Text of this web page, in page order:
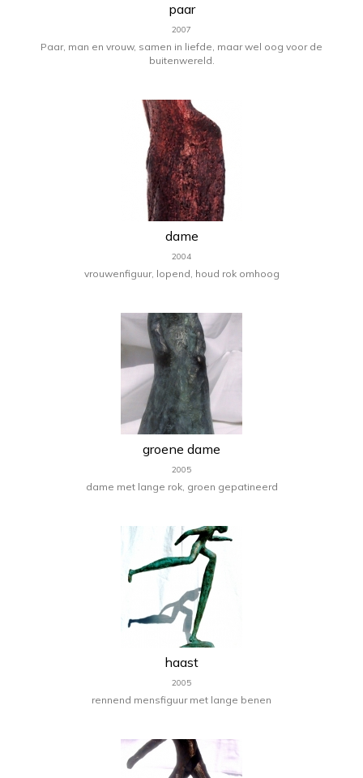
paar
2007
Paar, man en vrouw, samen in liefde, maar wel oog voor de
buitenwereld.
dame
2004
vrouwenfiguur, lopend, houd rok omhoog
groene dame
2005
dame met lange rok, groen gepatineerd
haast
2005
rennend mensfiguur met lange benen